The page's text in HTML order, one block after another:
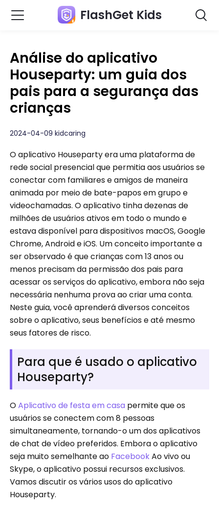
FlashGet Kids
Análise do aplicativo
Houseparty: um guia dos
pais para a segurança das
crianças
2024-04-09 kidcaring
O aplicativo Houseparty era uma plataforma de
rede social presencial que permitia aos usuários se
conectar com familiares e amigos de maneira
animada por meio de bate-papos em grupo e
videochamadas. O aplicativo tinha dezenas de
milhões de usuários ativos em todo o mundo e
estava disponível para dispositivos macOS, Google
Chrome, Android e iOS. Um conceito importante a
ser observado é que crianças com 13 anos ou
menos precisam da permissão dos pais para
acessar os serviços do aplicativo, embora não seja
necessária nenhuma prova ao criar uma conta.
Neste guia, você aprenderá diversos conceitos
sobre o aplicativo, seus benefícios e até mesmo
seus fatores de risco.
Para que é usado o aplicativo
Houseparty?
OAplicativo de festa em casa permite que os
usuários se conectem com 8 pessoas
simultaneamente, tornando-o um dos aplicativos
de chat de vídeo preferidos. Embora o aplicativo
seja muito semelhante ao FacebookAo vivo ou
Skype, o aplicativo possui recursos exclusivos.
Vamos discutir os vários usos do aplicativo
Houseparty.